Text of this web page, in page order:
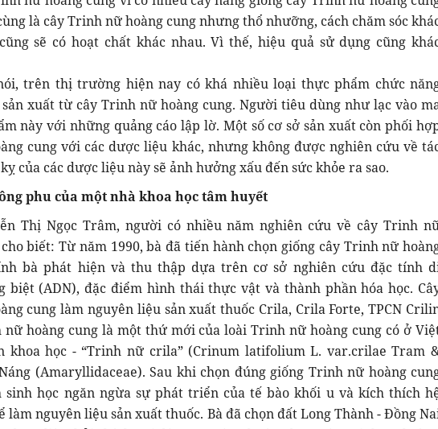
là cây Trinh nữ hoàng cung nhưng thổ nhưỡng, cách chăm sóc
sẽ có hoạt chất khác nhau. Vì thế, hiệu quả sử dụng cũng
trên thị trường hiện nay có khá nhiều loại thực phẩm chức
xuất từ cây Trinh nữ hoàng cung. Người tiêu dùng như lạc vào
này với những quảng cáo lập lờ. Một số cơ sở sản xuất còn phối
cung với các dược liệu khác, nhưng không được nghiên cứu về
của các dược liệu này sẽ ảnh hưởng xấu đến sức khỏe ra sao.
phu của một nhà khoa học tâm huyết
Thị Ngọc Trâm, người có nhiều năm nghiên cứu về cây Trinh
biết: Từ năm 1990, bà đã tiến hành chọn giống cây Trinh nữ
bà phát hiện và thu thập dựa trên cơ sở nghiên cứu đặc tính
biệt (ADN), đặc điểm hình thái thực vật và thành phần hóa học.
cung làm nguyên liệu sản xuất thuốc Crila, Crila Forte, TPCN
hoàng cung là một thứ mới của loài Trinh nữ hoàng cung có ở
khoa học - “Trinh nữ crila” (Crinum latifolium L. var.crilae Tram
(Amaryllidaceae). Sau khi chọn đúng giống Trinh nữ hoàng
sinh học ngăn ngừa sự phát triển của tế bào khối u và kích thích
làm nguyên liệu sản xuất thuốc. Bà đã chọn đất Long Thành - Đồng